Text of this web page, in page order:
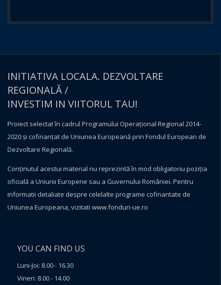
INITIATIVA LOCALA. DEZVOLTARE
REGIONALĂ /
INVESTIM IN VIITORUL TAU!
Proiect selectat în cadrul Programului Operațional Regional 2014-
2020 și cofinanțat de Uniunea Europeană prin Fondul European de
Dezvoltare Regională.
Conţinutul acestui material nu reprezintă în mod obligatoriu poziţia
oficială a Uniunii Europene sau a Guvernului României. Pentru
informatii detaliate despre celelalte programe cofinantate de
Uniunea Europeana, vizitati www.fonduri-ue.ro
YOU CAN FIND US
Luni-Joi: 8.00 - 16.30
Vineri: 8.00 - 14.00